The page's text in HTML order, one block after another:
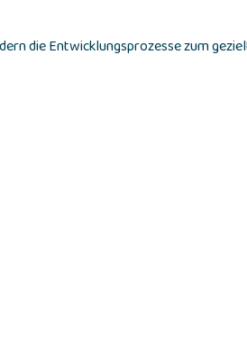
die Entwicklungsprozesse zum